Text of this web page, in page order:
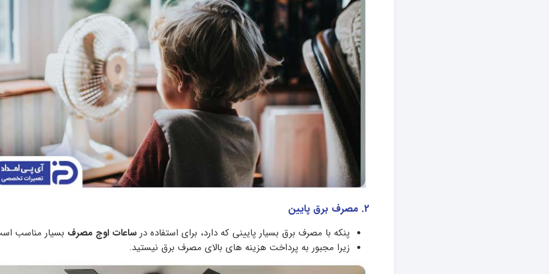
2. مصرف برق پایین
پنکه با مصرف برق بسیار پایینی که دارد، برای استفاده درساعات اوج مصرف بسیار مناسب
زیرا مجبور به پرداخت هزینه های بالای مصرف برق نیستید.